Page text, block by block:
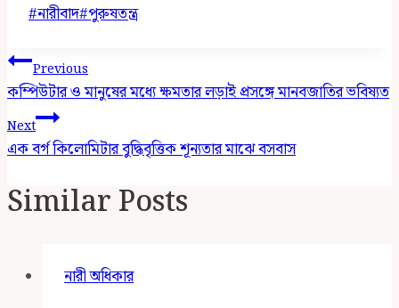
Post
#নারীবাদ#পুরুষতন্ত্র
Post
Navigation
Previous
কম্পিউটার ও মানুষের মধ্যে ক্ষমতার লড়াই প্রসঙ্গে মানবজাতির ভবিষ্যত
Next
এক বর্গ কিলোমিটার বুদ্ধিবৃত্তিক শূন্যতার মাঝে বসবাস
Similar Posts
নারী অধিকার